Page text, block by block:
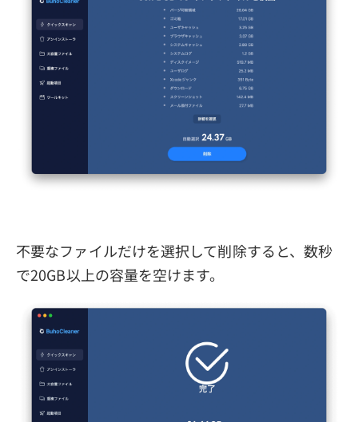
不要なファイルだけを選択して削除すると、数秒
で20GB以上の容量を空けます。